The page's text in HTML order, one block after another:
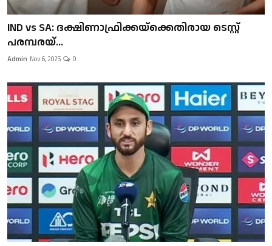
IND vs SA: ദക്ഷിണാഫ്രിക്കയ്‌ക്കെതിരായ ടെസ്റ്റ്
പരമ്പരയ്...
Admin Nov 6, 2025 0